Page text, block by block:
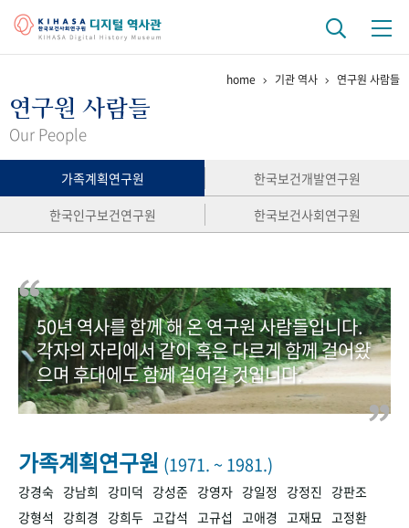
걸어온 길 기관 변천사
연구 역사
정책과 연구 키워드로 보는 연구 역사
연구자들
간행물 변천사
기록물 아카이브
사진 아카이브 문서 기록물 행정박물 영상 기록물
50+1주년 기념
+1
VR 역사관
home 기관 역사 연구원 사람들
연구원 사람들
Our People
가족계획연구원
한국보건개발연구원
한국인구보건연구원
한국보건사회연구원
50년 역사를 함께 해 온 연구원 사람들입니다.
각자의 자리에서 같이 혹은 다르게 함께 걸어왔
으며 후대에도 함께 걸어갈 것입니다.
가족계획연구원 (1971. ~ 1981.)
강경숙 강남희 강미덕 강성준 강영자 강일정 강정진
강판조
강형석
강희경 강희두 고갑석 고규섭 고애경 고재묘 고정환